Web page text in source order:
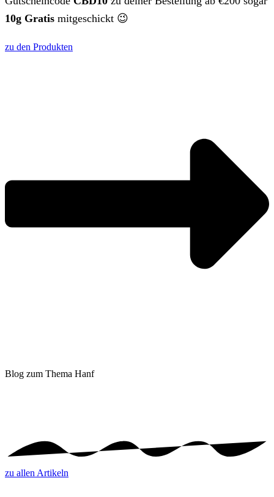
10g Gratis mitgeschickt 😉
zu den Produkten
Blog zum Thema Hanf
zu allen Artikeln